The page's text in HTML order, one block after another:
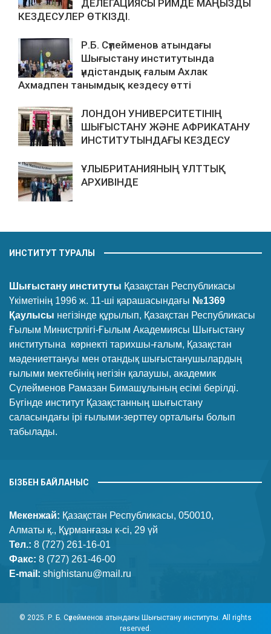
ДЕЛЕГАЦИЯСЫ РИМДЕ МАҢЫЗДЫ
КЕЗДЕСУЛЕР ӨТКІЗДІ.
Р.Б. Сүлейменов атындағы
Шығыстану институтында
үндістандық ғалым Ахлак
Ахмадпен танымдық кездесу өтті
ЛОНДОН УНИВЕРСИТЕТІНІҢ
ШЫҒЫСТАНУ ЖӘНЕ АФРИКАТАНУ
ИНСТИТУТЫНДАҒЫ КЕЗДЕСУ
ҰЛЫБРИТАНИЯНЫҢ ҰЛТТЫҚ
АРХИВІНДЕ
ИНСТИТУТ ТУРАЛЫ
Шығыстану институты Қазақстан Республикасы
Үкіметінің 1996 ж. 11-ші қарашасындағы №1369
Қаулысы негізінде құрылып, Қазақстан Республикасы
Ғылым Министрлігі-Ғылым Академиясы Шығыстану
институтына көрнекті тарихшы-ғалым, Қазақстан
мәдениеттануы мен отандық шығыстанушылардың
ғылыми мектебінің негізін қалаушы, академик
Сүлейменов Рамазан Бимашұлының есімі берілді.
Бүгінде институт Қазақстанның шығыстану
саласындағы ірі ғылыми-зерттеу орталығы болып
табылады.
БІЗБЕН БАЙЛАНЫС
Мекенжай: Қазақстан Республикасы, 050010,
Алматы қ., Құрманғазы к-сі, 29 үй
Тел.: 8 (727) 261-16-01
Факс: 8 (727) 261-46-00
E-mail: shighistanu@mail.ru
© 2025. Р. Б. Сүлейменов атындағы Шығыстану институты. All rights
reserved.